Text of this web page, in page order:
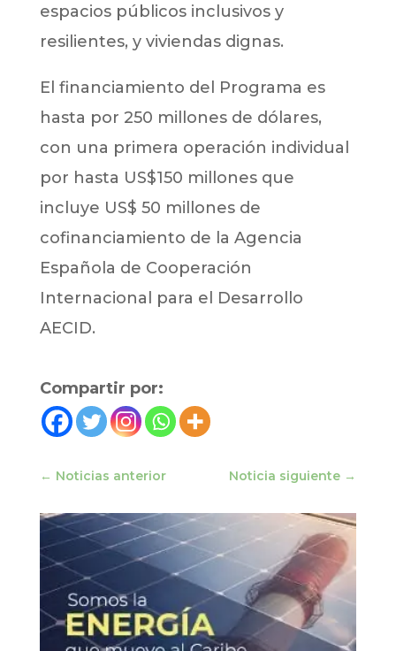
espacios públicos inclusivos y
resilientes, y viviendas dignas.
El financiamiento del Programa es
hasta por 250 millones de dólares,
con una primera operación individual
por hasta US$150 millones que
incluye US$ 50 millones de
cofinanciamiento de la Agencia
Española de Cooperación
Internacional para el Desarrollo
AECID.
Compartir por:
← Noticias anterior Noticia siguiente →